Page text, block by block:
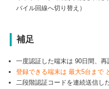
バイル回線へ切り替え）
補足
一度認証した端末は 90日間、再
登録できる端末は 最大5台まで
二段階認証コードを連続送信し